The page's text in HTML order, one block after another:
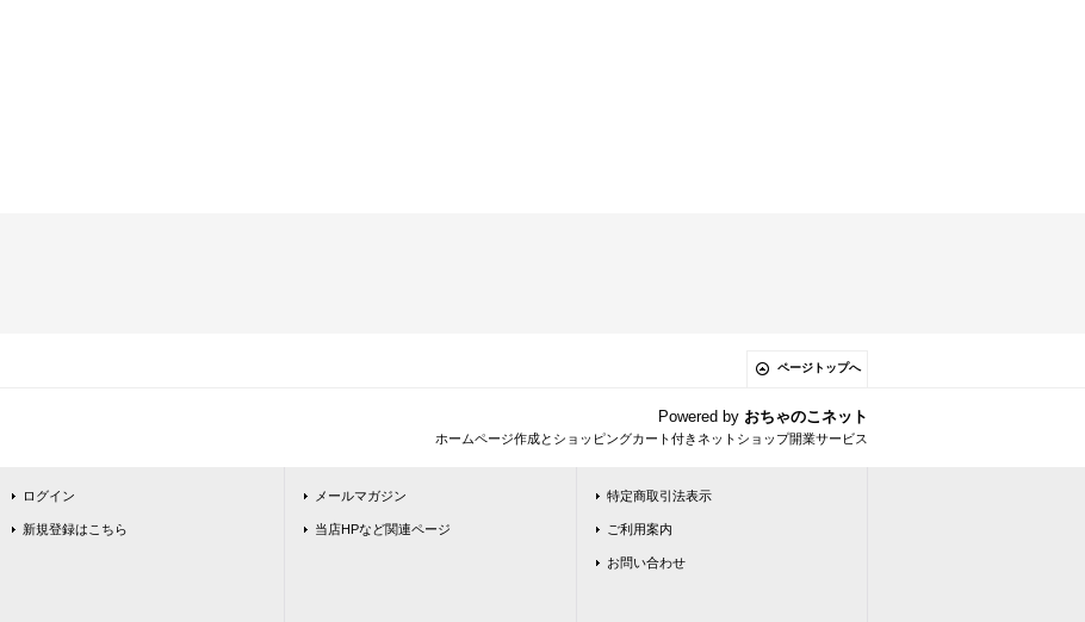
ページトップへ
Powered by おちゃのこネット
ホームページ作成とショッピングカート付きネットショップ開業サービス
ログイン
新規登録はこちら
メールマガジン
当店HPなど関連ページ
特定商取引法表示
ご利用案内
お問い合わせ